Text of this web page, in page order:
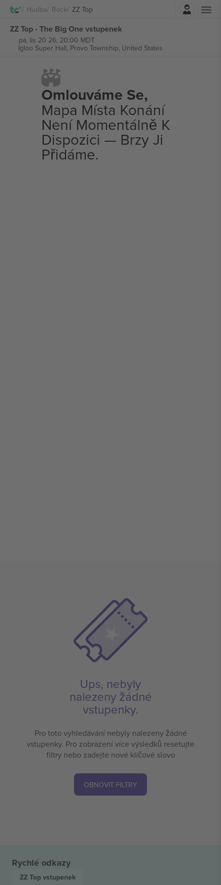
Hudba Rock ZZ Top
ZZ Top - The Big One vstupenek
pá, lis 20 26, 20:00 MDT
Igloo Super Hall, Provo Township, United States
Omlouváme Se,
Mapa Místa Konání
Není Momentálně K
Dispozici — Brzy Ji
Přidáme.
Ups, nebyly
nalezeny žádné
vstupenky.
Pro toto vyhledávání nebyly nalezeny žádné
vstupenky. Pro zobrazení více výsledků resetujte
filtry nebo zadejte nové klíčové slovo
OBNOVIT FILTRY
Rychlé odkazy
ZZ Top vstupenek